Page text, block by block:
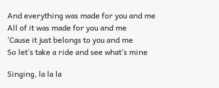
And everything was made for you and me
All of it was made for you and me
‘Cause it just belongs to you and me
So let’s take a ride and see what’s mine
Singing, la la la